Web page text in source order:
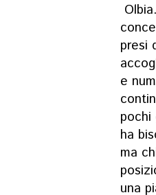
presi
e
pochi
ha
ma
una